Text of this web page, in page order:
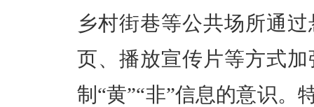
乡村街巷等公共场所通
页、播放宣传片等方式
制“黄”“非”信息的意识。